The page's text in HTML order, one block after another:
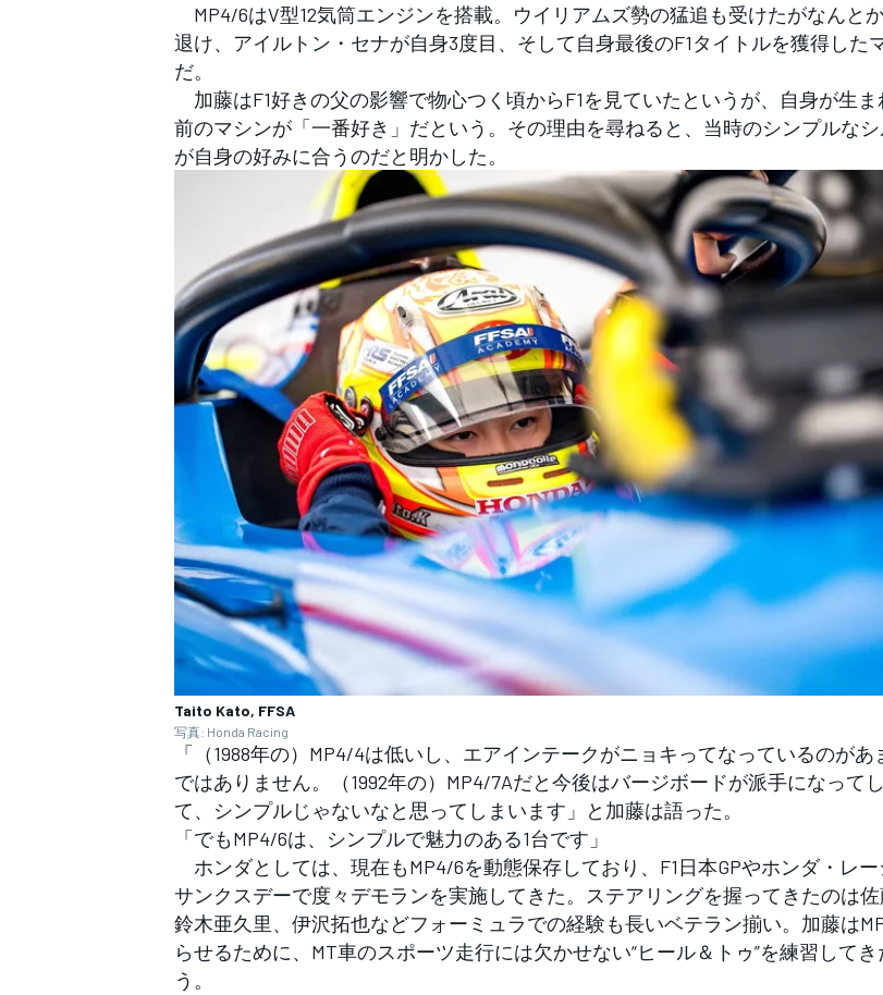
すべてのカテゴリー
MP4/6はV型12気筒エンジンを搭載。ウイリアムズ勢の猛追も受けたがなんと
退け、アイルトン・セナが自身3度目、そして自身最後のF1タイトルを獲得した
だ。
加藤はF1好きの父の影響で物心つく頃からF1を見ていたというが、自身が生ま
前のマシンが「一番好き」だという。その理由を尋ねると、当時のシンプルなシ
が自身の好みに合うのだと明かした。
Taito Kato, FFSA
写真: Honda Racing
「（1988年の）MP4/4は低いし、エアインテークがニョキってなっているのがあ
ではありません。（1992年の）MP4/7Aだと今後はバージボードが派手になって
て、シンプルじゃないなと思ってしまいます」と加藤は語った。
「でもMP4/6は、シンプルで魅力のある1台です」
ホンダとしては、現在もMP4/6を動態保存しており、F1日本GPやホンダ・レー
サンクスデーで度々デモランを実施してきた。ステアリングを握ってきたのは
鈴木亜久里、伊沢拓也などフォーミュラでの経験も長いベテラン揃い。加藤は
らせるために、MT車のスポーツ走行には欠かせない“ヒール＆トゥ”を練習してき
う。